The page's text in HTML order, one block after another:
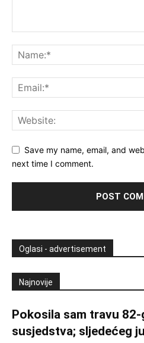
Save my name, email, and
next time I comment.
Oglasi - advertisement
Najnovije
Pokosila sam travu
susjedstva; sljedećeg